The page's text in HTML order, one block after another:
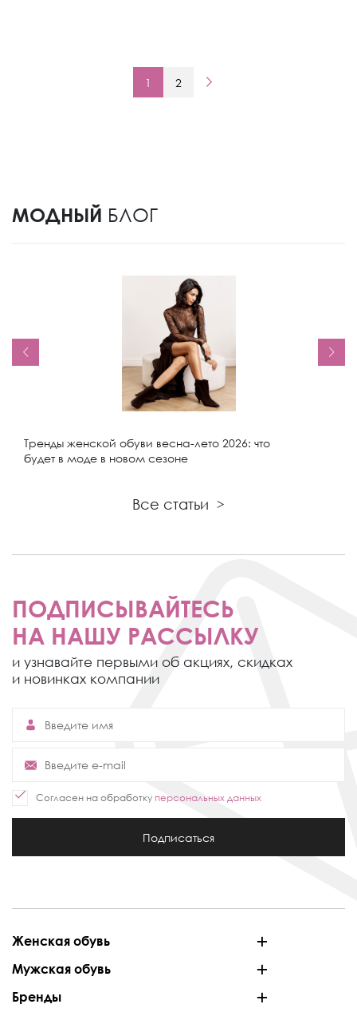
1 2
МОДНЫЙ БЛОГ
Тренды женской обуви весна-лето 2026: что
будет в моде в новом сезоне
Все статьи >
ПОДПИСЫВАЙТЕСЬ
НА НАШУ РАССЫЛКУ
и узнавайте первыми об акциях, скидках
и новинках компании
Согласен на обработку персональных данных
Подписаться
Женская обувь
Мужская обувь
Бренды